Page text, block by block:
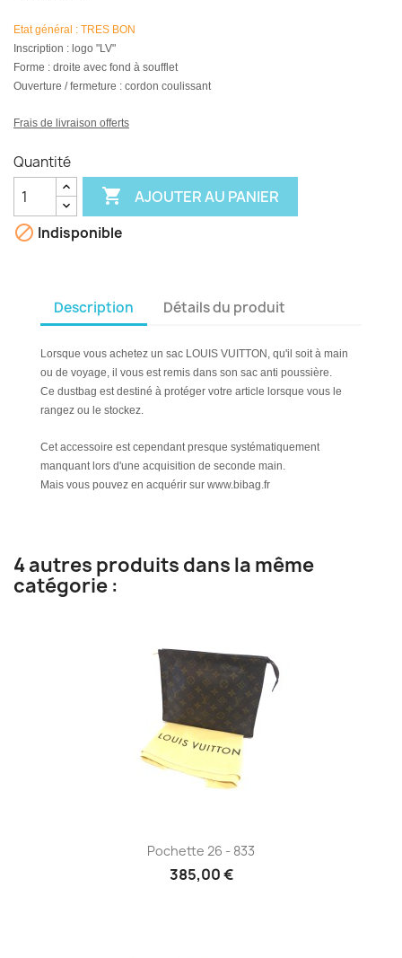
Etat général : TRES BON
Inscription : logo "LV"
Forme : droite avec fond à soufflet
Ouverture / fermeture : cordon coulissant
Frais de livraison offerts
Quantité
 AJOUTER AU PANIER
 Indisponible
Description Détails du produit
Lorsque vous achetez un sac LOUIS VUITTON, qu'il soit à main
ou de voyage, il vous est remis dans son sac anti poussière.
Ce dustbag est destiné à protéger votre article lorsque vous le
rangez ou le stockez.
Cet accessoire est cependant presque systématiquement
manquant lors d'une acquisition de seconde main.
Mais vous pouvez en acquérir sur www.bibag.fr
4 autres produits dans la même
catégorie :
Pochette 26 - 833
385,00 €